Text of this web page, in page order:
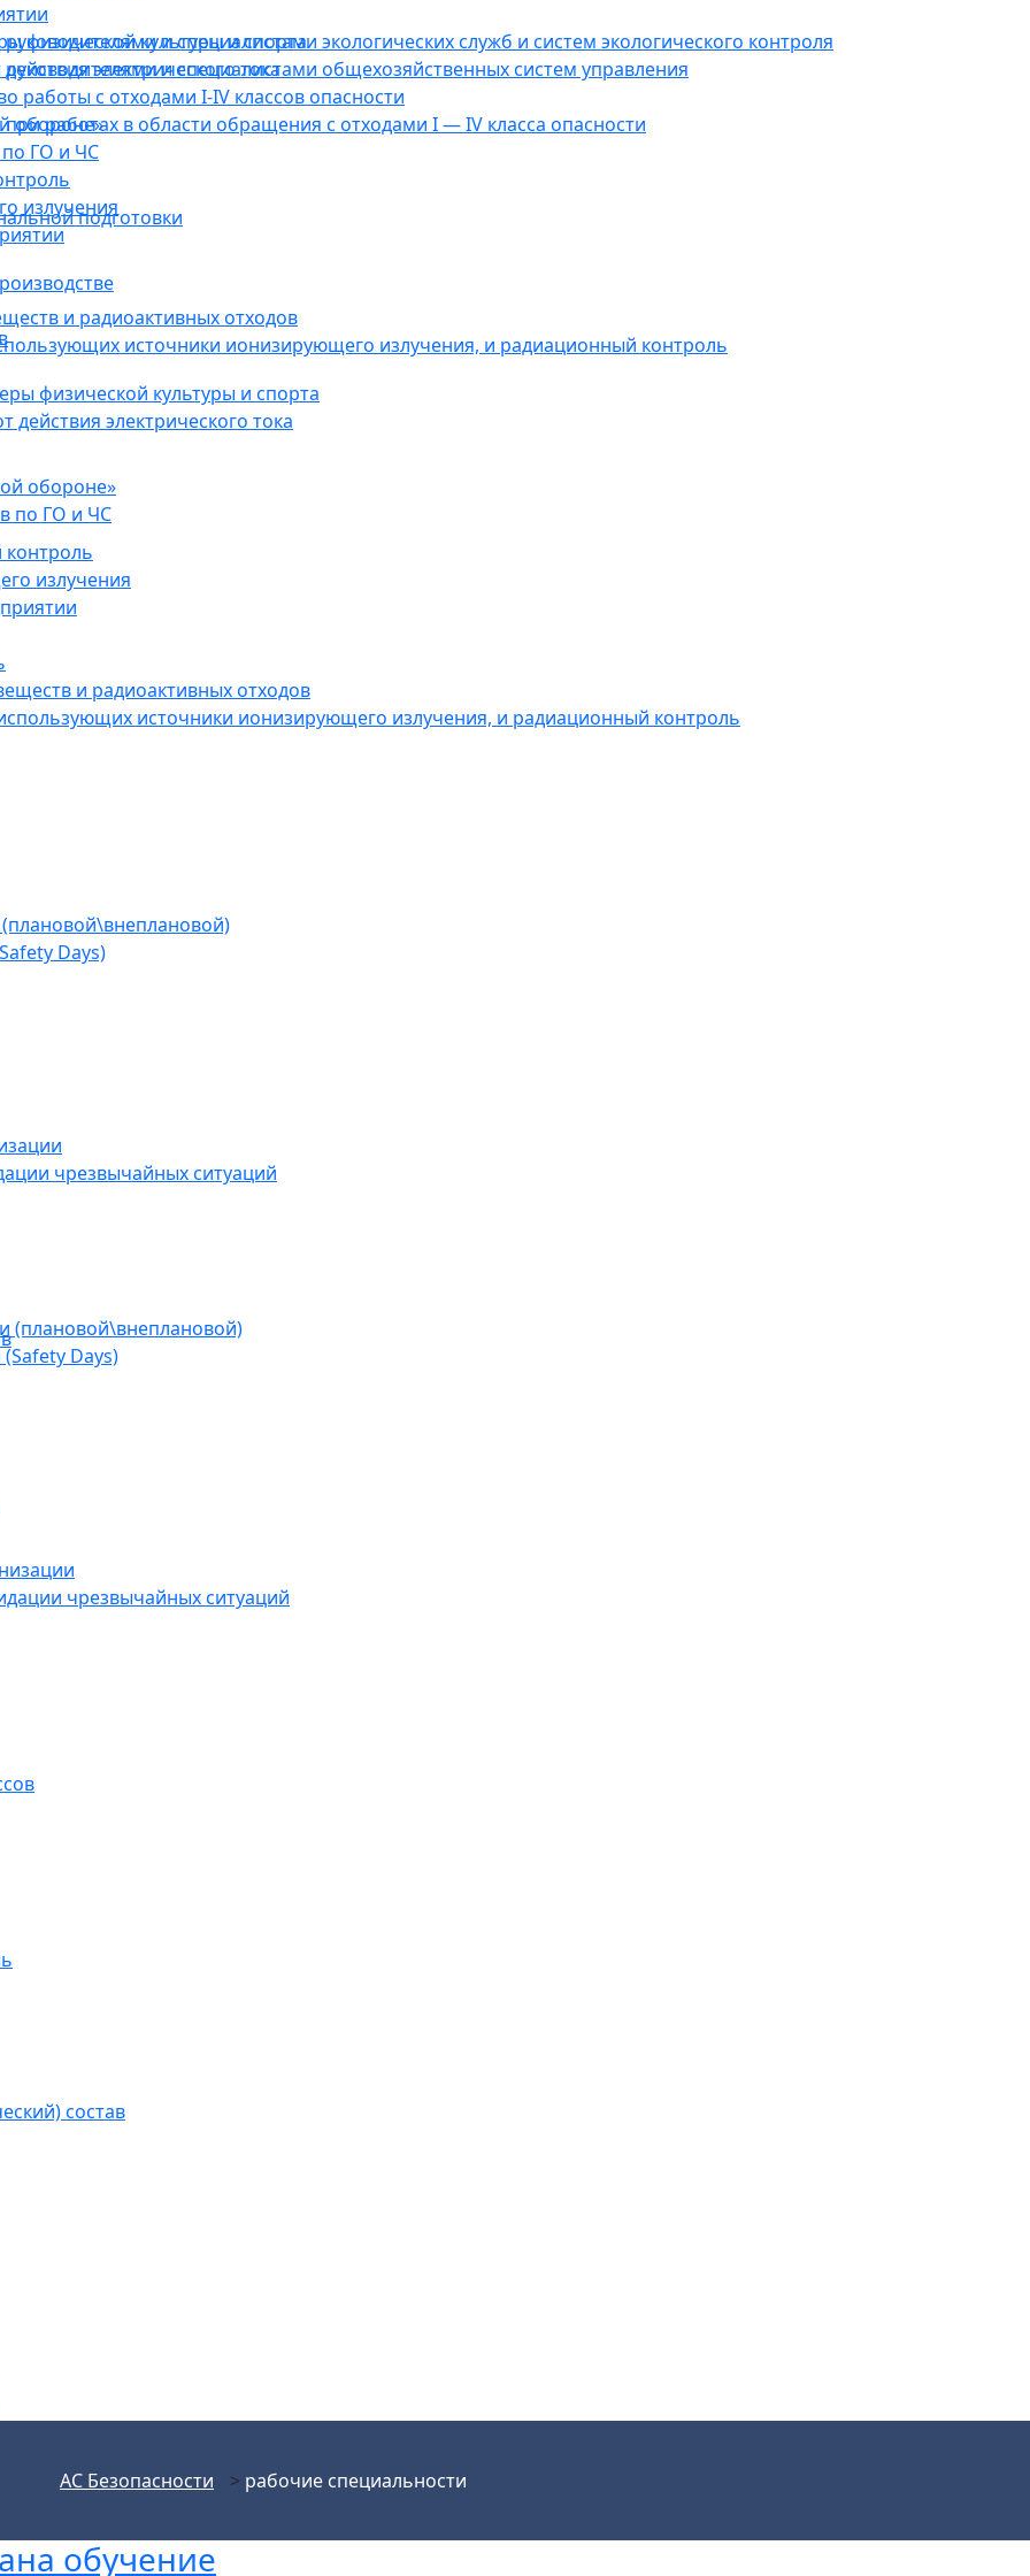
физической культуры и спорта
электрического тока
обороне»
ГО и ЧС
излучения
и радиоактивных отходов
источники ионизирующего излучения, и радиационный контроль
Days)
чрезвычайных ситуаций
состав
и специалистами экологических служб и систем экологического контроля
и специалистами общехозяйственных систем управления
работы с отходами I-IV классов опасности
работах в области обращения с отходами I — IV класса опасности
подготовки
физической культуры и спорта
электрического тока
обороне»
по ГО и ЧС
излучения
и радиоактивных отходов
источники ионизирующего излучения, и радиационный контроль
(плановой\внеплановой)
Days)
чрезвычайных ситуаций
АС Безопасности > рабочие специальности
обучение